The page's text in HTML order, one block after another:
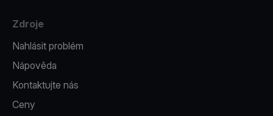
Zdroje
Nahlásit problém
Nápověda
Kontaktujte nás
Ceny